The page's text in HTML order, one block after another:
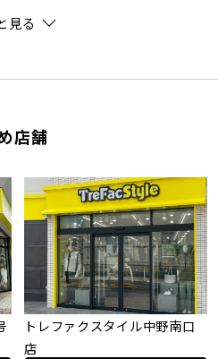
見る
店舗
トレファクスタイル中野南口
店